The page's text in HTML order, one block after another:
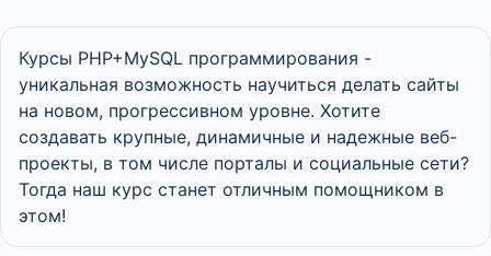
Курсы PHP+MySQL программирования -
уникальная возможность научиться делать сайты
на новом, прогрессивном уровне. Хотите
создавать крупные, динамичные и надежные веб-
проекты, в том числе порталы и социальные сети?
Тогда наш курс станет отличным помощником в
этом!